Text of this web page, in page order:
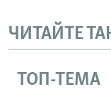
ЧИТАЙТЕ
ТОП-ТЕМА